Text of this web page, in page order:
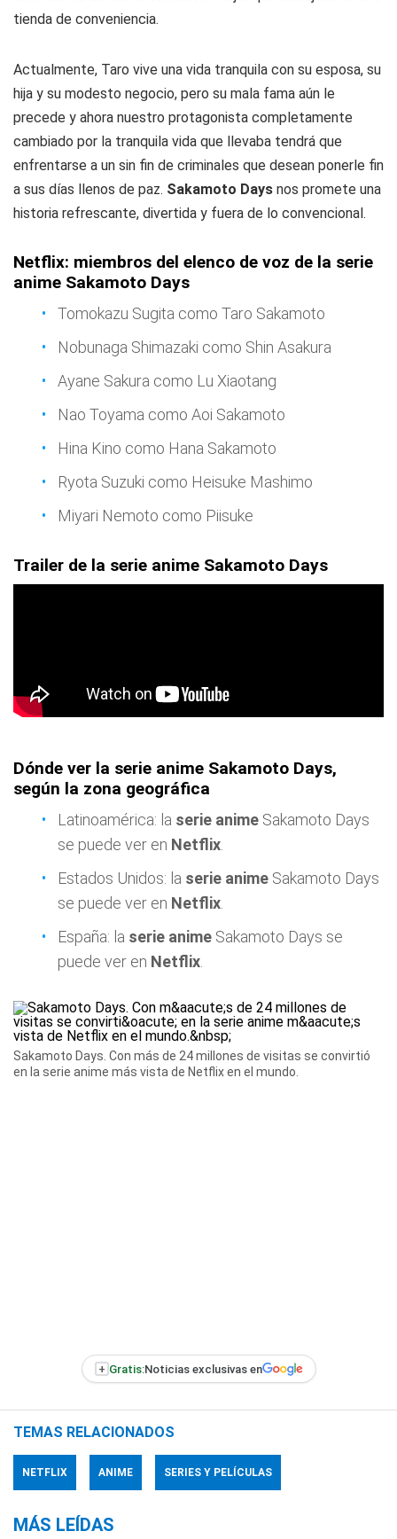
tienda de conveniencia.
Actualmente, Taro vive una vida tranquila con su esposa, su
hija y su modesto negocio, pero su mala fama aún le
precede y ahora nuestro protagonista completamente
cambiado por la tranquila vida que llevaba tendrá que
enfrentarse a un sin fin de criminales que desean ponerle fin
a sus días llenos de paz. Sakamoto Days nos promete una
historia refrescante, divertida y fuera de lo convencional.
Netflix: miembros del elenco de voz de la serie
anime Sakamoto Days
Tomokazu Sugita como Taro Sakamoto
Nobunaga Shimazaki como Shin Asakura
Ayane Sakura como Lu Xiaotang
Nao Toyama como Aoi Sakamoto
Hina Kino como Hana Sakamoto
Ryota Suzuki como Heisuke Mashimo
Miyari Nemoto como Piisuke
Trailer de la serie anime Sakamoto Days
Dónde ver la serie anime Sakamoto Days,
según la zona geográfica
Latinoamérica: la serie anime Sakamoto Days
se puede ver en Netflix
Estados Unidos: la serie anime Sakamoto Days
se puede ver en Netflix
España: la serie anime Sakamoto Days se
puede ver en Netflix
Sakamoto Days. Con más de 24 millones de visitas se convirtió
en la serie anime más vista de Netflix en el mundo.
+ Gratis:Noticias exclusivas en
TEMAS RELACIONADOS
NETFLIX ANIME SERIES Y PELÍCULAS
MÁS LEÍDAS